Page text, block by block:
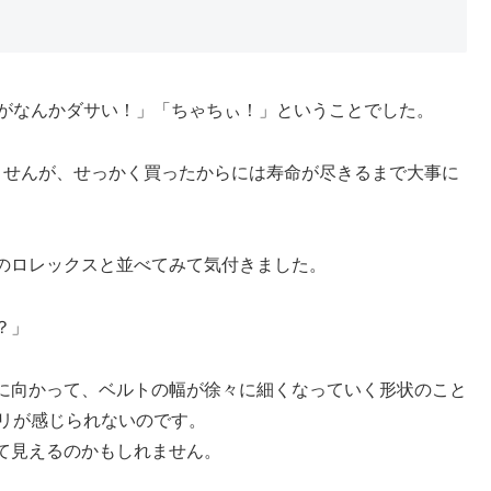
んかダサい！」「ちゃちぃ！」ということでした。
んが、せっかく買ったからには寿命が尽きるまで大事に
レックスと並べてみて気付きました。
かって、ベルトの幅が徐々に細くなっていく形状のこと
感じられないのです。
えるのかもしれません。